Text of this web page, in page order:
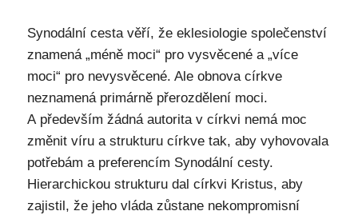
Synodální cesta věří, že eklesiologie společenství
znamená „méně moci“ pro vysvěcené a „více
moci“ pro nevysvěcené. Ale obnova církve
neznamená primárně přerozdělení moci.
A především žádná autorita v církvi nemá moc
změnit víru a strukturu církve tak, aby vyhovovala
potřebám a preferencím Synodální cesty.
Hierarchickou strukturu dal církvi Kristus, aby
zajistil, že jeho vláda zůstane nekompromisní